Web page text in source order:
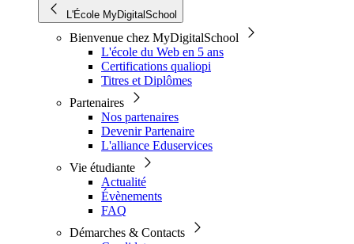
L'École MyDigitalSchool
Bienvenue chez MyDigitalSchool
L'école du Web en 5 ans
Certifications qualiopi
Titres et Diplômes
Partenaires
Nos partenaires
Devenir Partenaire
L'alliance Eduservices
Vie étudiante
Actualité
Évènements
FAQ
Démarches & Contacts